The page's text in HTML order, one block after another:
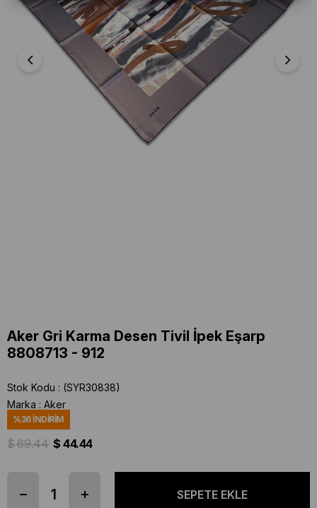
Aker Gri Karma Desen Tivil İpek Eşarp
8808713 - 912
Stok Kodu
(SYR30838)
Marka : Aker
%36İNDIRIM
$ 69.44 $ 44.44